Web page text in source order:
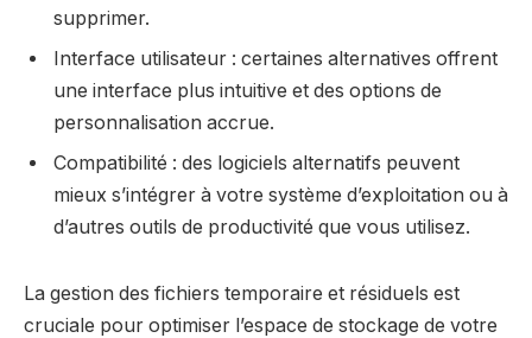
supprimer.
Interface utilisateur : certaines alternatives offrent
une interface plus intuitive et des options de
personnalisation accrue.
Compatibilité : des logiciels alternatifs peuvent
mieux s’intégrer à votre système d’exploitation ou à
d’autres outils de productivité que vous utilisez.
La gestion des fichiers temporaire et résiduels est
cruciale pour optimiser l’espace de stockage de votre